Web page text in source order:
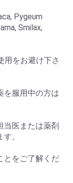
Pygeum
Smilax,
用をお避け下さ
を服用中の方は
当医または薬剤
。
とをご了解くだ